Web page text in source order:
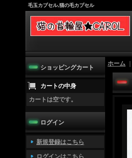
毛玉カプセル,猫の毛カプセル
ショッピングカート
カートの中身
カートは空です。
ログイン
新規登録はこちら
ログインはこちら
ホーム